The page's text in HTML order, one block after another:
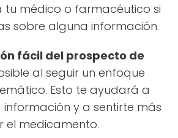
tu médico o farmacéutico si
sobre alguna información.
fácil del prospecto de
al seguir un enfoque
Esto te ayudará a
información y a sentirte más
el medicamento.